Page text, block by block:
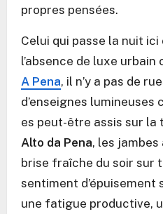
propres pensées.
Celui qui passe la nuit
l’absence de luxe
A Pena, il n’y a pas de
d’enseignes
es peut-être assis sur la
Alto da Pena, les
brise fraîche du soir sur
sentiment
une fatigue productive,